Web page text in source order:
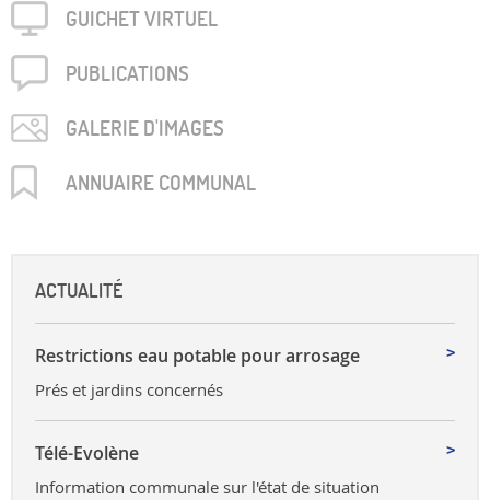
GUICHET VIRTUEL
PUBLICA­TIONS
GALERIE D'IMAGES
ANNUAIRE COMMUNAL
ACTUALITÉ
Restrictions eau potable pour arrosage
Prés et jardins concernés
Télé-Evolène
Information communale sur l'état de situation